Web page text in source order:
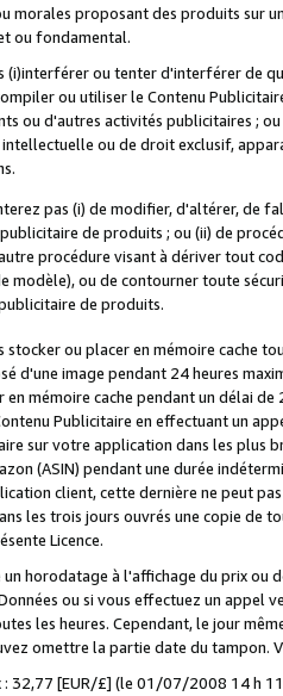
morales proposant des produits sur
ou fondamental.
(i)interférer ou tenter d'interférer de
ou utiliser le Contenu
ou d'autres activités publicitaires ;
ou de droit exclusif,
pas (i) de modifier, d'altérer, de
de produits ; ou (ii) de
procédure visant à dériver tout
ou de contourner toute
de produits.
stocker ou placer en mémoire cache
d'une image pendant 24 heures
mémoire cache pendant un délai
Publicitaire en effectuant un
sur votre application dans les plus
(ASIN) pendant une durée
client, cette dernière ne peut
les trois jours ouvrés une copie de
Licence.
un horodatage à l'affichage du prix
ou si vous effectuez un appel
les heures. Cependant, le jour
omettre la partie date du tampon.
: 32,77 [EUR/£] (le 01/07/2008 14 h